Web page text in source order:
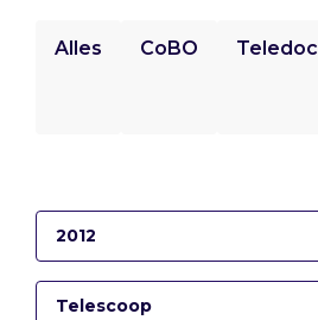
Alles CoBO Teledoc
2012
Telescoop